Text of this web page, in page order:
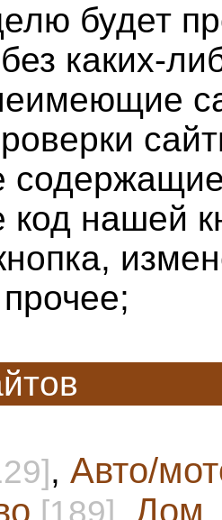
будет
каких-
нашей
, Авто/
[189], Дом,